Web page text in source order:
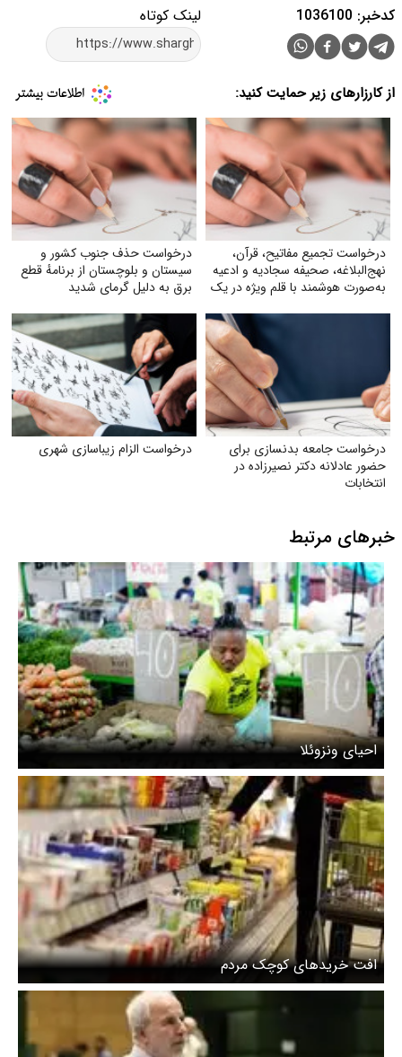
لینک کوتاه کدخبر: 1036100
از کارزارهای زیر حمایت کنید:
درخواست تجمیع مفاتیح، قرآن،
نهج‌البلاغه، صحیفه سجادیه و ادعیه
به‌صورت هوشمند با قلم ویژه در یک
درخواست حذف جنوب کشور و
سیستان و بلوچستان از برنامهٔ قطع
برق به دلیل گرمای شدید
درخواست جامعه بدنسازی برای
حضور عادلانه دکتر نصیرزاده در
انتخابات
درخواست الزام زیبا‌سازی شهری
خبرهای مرتبط
احیای ونزوئلا
افت خریدهای کوچک مردم